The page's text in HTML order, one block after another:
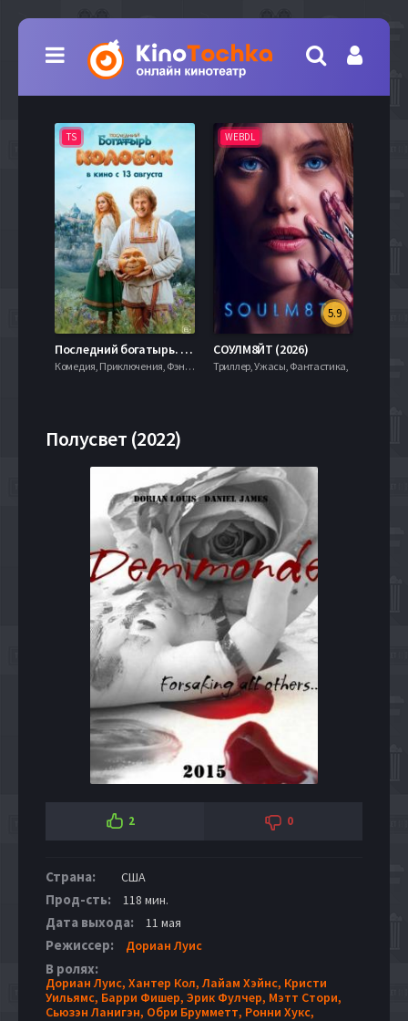
TS
Последний богатырь. Колобок (2026)
Комедия, Приключения, Фэнтези,
WEBDL
5.9
СОУЛМ8ЙТ (2026)
Триллер, Ужасы, Фантастика,
Полусвет (2022)
2 0
Страна: США
Прод-сть: 118 мин.
Дата выхода: 11 мая
Режиссер: Дориан Луис
В ролях:
Дориан Луис, Хантер Кол,Лайам Хэйнс, Кристи
Уильямс, Барри Фишер, Эрик Фулчер, Мэтт Стори,
Сьюзэн Ланигэн, Обри Брумметт, Ронни Хукс,